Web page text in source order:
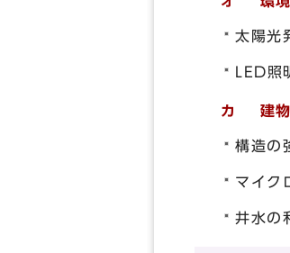
太陽光
LED
カ 建物
構造の
マイク
井水の